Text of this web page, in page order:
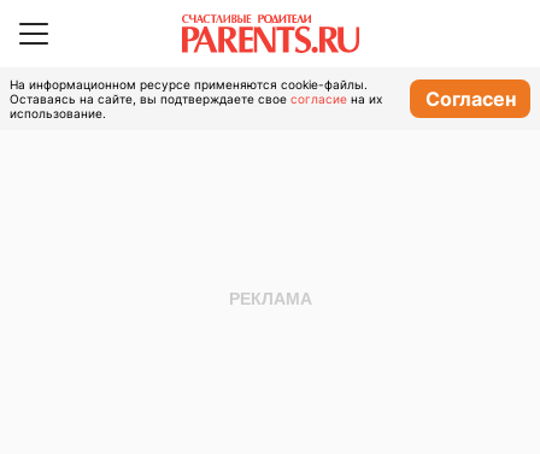
На информационном ресурсе применяются cookie-файлы.
Оставаясь на сайте, вы подтверждаете свое согласие на их
использование.
Согласен